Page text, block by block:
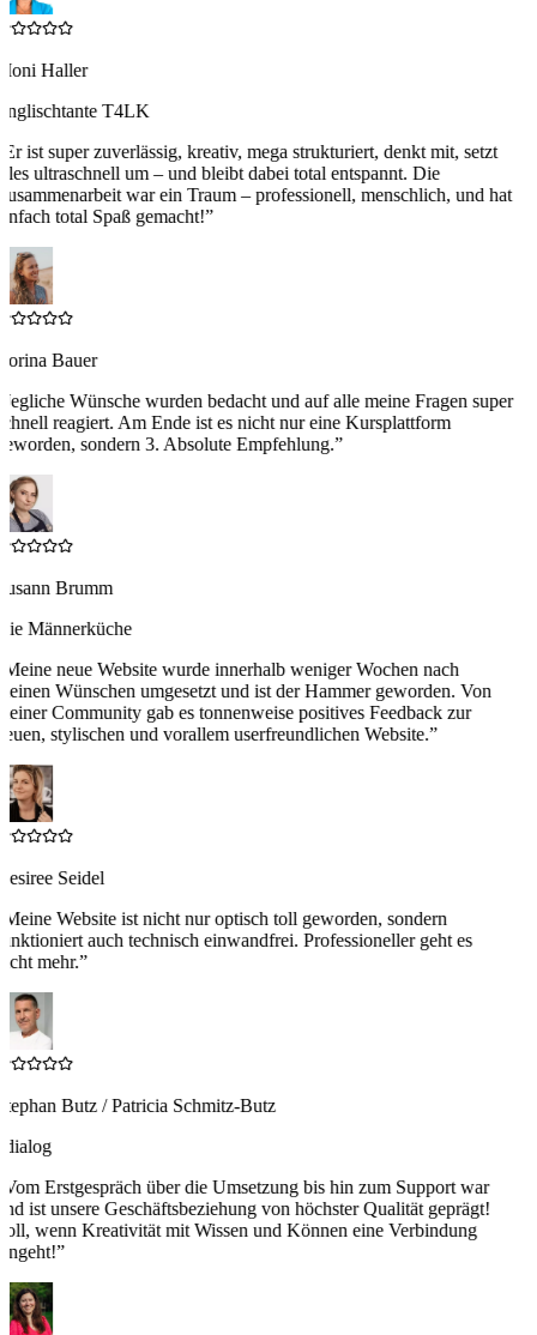
Haller
T4LK
Er ist super zuverlässig, kreativ, mega strukturiert, denkt mit, setzt
ultraschnell um – und bleibt dabei total entspannt. Die
war ein Traum – professionell, menschlich, und hat
total Spaß gemacht!”
Bauer
Jegliche Wünsche wurden bedacht und auf alle meine Fragen super
reagiert. Am Ende ist es nicht nur eine Kursplattform
sondern 3. Absolute Empfehlung.”
Brumm
Männerküche
Meine neue Website wurde innerhalb weniger Wochen nach
Wünschen umgesetzt und ist der Hammer geworden. Von
Community gab es tonnenweise positives Feedback zur
stylischen und vorallem userfreundlichen Website.”
Seidel
Meine Website ist nicht nur optisch toll geworden, sondern
auch technisch einwandfrei. Professioneller geht es
mehr.”
Butz / Patricia Schmitz-Butz
Vom Erstgespräch über die Umsetzung bis hin zum Support war
ist unsere Geschäftsbeziehung von höchster Qualität geprägt!
wenn Kreativität mit Wissen und Können eine Verbindung
”